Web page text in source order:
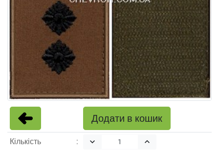
Додати в кошик
Кількість keyboard_arrow_down keyboard_arrow_up